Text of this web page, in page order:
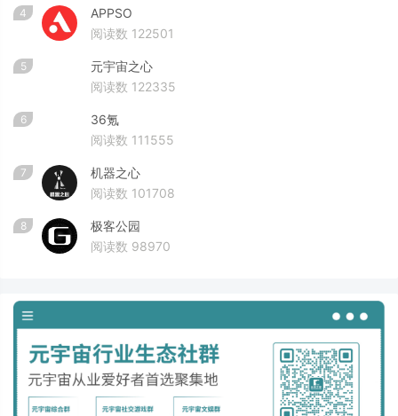
4
APPSO
阅读数 122501
5
元宇宙之心
阅读数 122335
6
36氪
阅读数 111555
7
机器之心
阅读数 101708
8
极客公园
阅读数 98970